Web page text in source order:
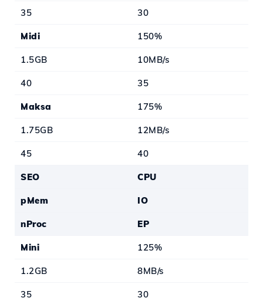
35 30
Midi 150%
1.5GB 10MB/s
40 35
Maksa 175%
1.75GB 12MB/s
45 40
SEO CPU
pMem IO
nProc EP
Mini 125%
1.2GB 8MB/s
35 30